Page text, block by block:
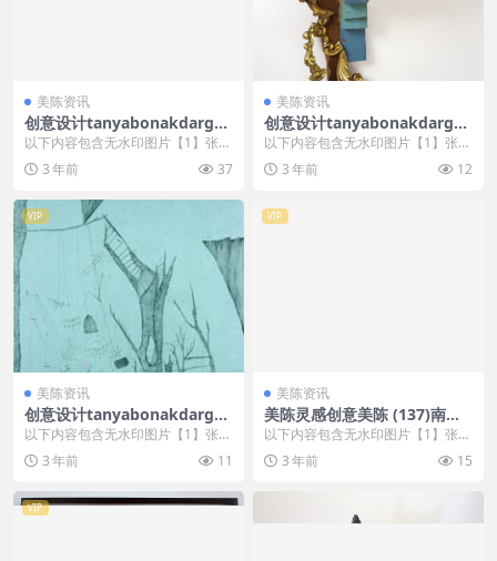
美陈资讯
创意设计tanyabonakdargall
ery美陈创意 (143)
以下内容包含无水印图片【1】张
，开通会员无障碍浏览 开通VIP会
员 3 年前 37
美陈资讯
创意设计tanyabonakdargall
ery美陈创意 (73)
以下内容包含无水印图片【1】张
，开通会员无障碍浏览 开通VIP会
员 3 年前 12
VIP
美陈资讯
创意设计tanyabonakdargall
ery美陈创意 (555)
以下内容包含无水印图片【1】张
，开通会员无障碍浏览 开通VIP会
员 3 年前 11
VIP
美陈资讯
美陈灵感创意美陈 (137)南昌
市美程网
以下内容包含无水印图片【1】张
，开通会员无障碍浏览 开通VIP会
员 3 年前 15
VIP